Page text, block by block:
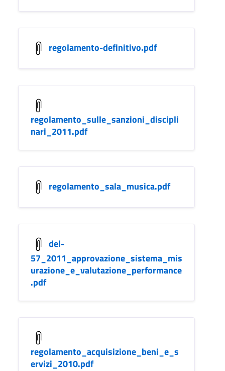
regolamento-definitivo.pdf
regolamento_sulle_sanzioni_discipli
nari_2011.pdf
regolamento_sala_musica.pdf
del-
57_2011_approvazione_sistema_mis
urazione_e_valutazione_performance
.pdf
regolamento_acquisizione_beni_e_s
ervizi_2010.pdf